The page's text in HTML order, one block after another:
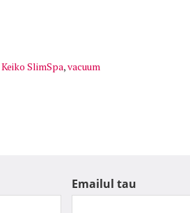
Keiko SlimSpa,vacuum
Emailul tau